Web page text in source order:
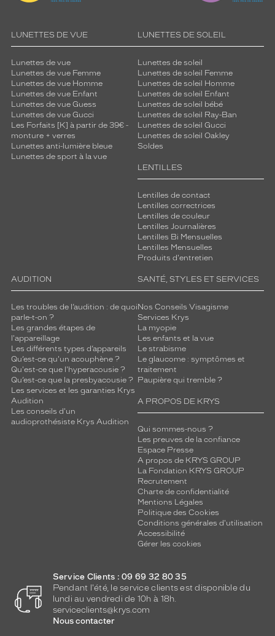
LUNETTES DE VUE
Lunettes de vue
Lunettes de vue Femme
Lunettes de vue Homme
Lunettes de vue Enfant
Lunettes de vue Guess
Lunettes de vue Gucci
Les Forfaits [K] à partir de 39€ -
monture + verres
Lunettes anti-lumière bleue
Lunettes de sport à la vue
LUNETTES DE SOLEIL
Lunettes de soleil
Lunettes de soleil Femme
Lunettes de soleil Homme
Lunettes de soleil Enfant
Lunettes de soleil bébé
Lunettes de soleil Ray-Ban
Lunettes de soleil Gucci
Lunettes de soleil Oakley
Soldes
LENTILLES
Lentilles de contact
Lentilles correctrices
Lentilles de couleur
Lentilles Journalières
Lentilles Bi Mensuelles
Lentilles Mensuelles
Produits d'entretien
AUDITION
Les troubles de l’audition : de quoi
parle-t-on ?
Les grandes étapes de
l'appareillage
Les différents types d’appareils
Qu’est-ce qu'un acouphène ?
Qu'est-ce que l'hyperacousie ?
Qu’est-ce que la presbyacousie ?
Les services et les garanties Krys
Audition
Les conseils d'un
audioprothésiste Krys Audition
SANTÉ, STYLES ET SERVICES
Nos Conseils Visagisme
Services Krys
La myopie
Les enfants et la vue
Le strabisme
Le glaucome : symptômes et
traitement
Paupière qui tremble ?
A PROPOS DE KRYS
Qui sommes-nous ?
Les preuves de la confiance
Espace Presse
A propos de KRYS GROUP
La Fondation KRYS GROUP
Recrutement
Charte de confidentialité
Mentions Légales
Politique des Cookies
Conditions générales d'utilisation
Accessibilité
Gérer les cookies
Service Clients : 09 69 32 80 35
Pendant l'été, le service clients est disponible du
lundi au vendredi de 10h à 18h.
serviceclients@krys.com
Nous contacter